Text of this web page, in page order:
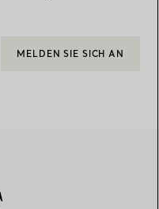
MELDEN SIE SICH AN